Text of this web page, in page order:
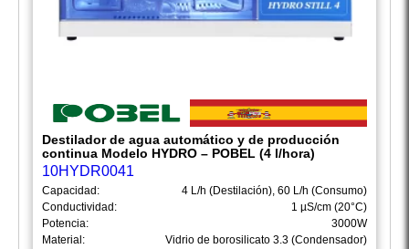
Destilador de agua automático y de producción
continua Modelo HYDRO – POBEL (4 l/hora)
10HYDR0041
Capacidad:
4 L/h (Destilación), 60 L/h (Consumo)
Conductividad:
1 µS/cm (20°C)
Potencia:
3000W
Material:
Vidrio de borosilicato 3.3 (Condensador)